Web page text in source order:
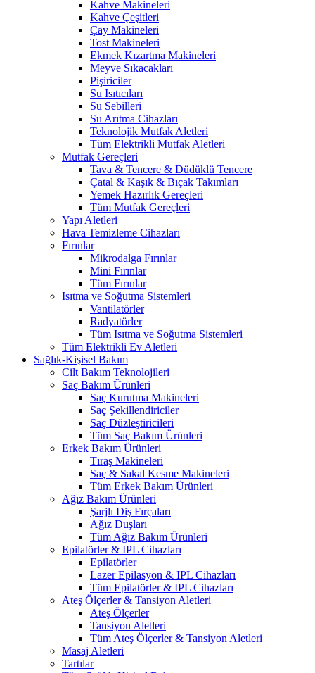
Kahve Makineleri
Kahve Çeşitleri
Çay Makineleri
Tost Makineleri
Ekmek Kızartma Makineleri
Meyve Sıkacakları
Pişiriciler
Su Isıtıcıları
Su Sebilleri
Su Arıtma Cihazları
Teknolojik Mutfak Aletleri
Tüm Elektrikli Mutfak Aletleri
Mutfak Gereçleri
Tava & Tencere & Düdüklü Tencere
Çatal & Kaşık & Bıçak Takımları
Yemek Hazırlık Gereçleri
Tüm Mutfak Gereçleri
Yapı Aletleri
Hava Temizleme Cihazları
Fırınlar
Mikrodalga Fırınlar
Mini Fırınlar
Tüm Fırınlar
Isıtma ve Soğutma Sistemleri
Vantilatörler
Radyatörler
Tüm Isıtma ve Soğutma Sistemleri
Tüm Elektrikli Ev Aletleri
Sağlık-Kişisel Bakım
Cilt Bakım Teknolojileri
Saç Bakım Ürünleri
Saç Kurutma Makineleri
Saç Şekillendiriciler
Saç Düzleştiricileri
Tüm Saç Bakım Ürünleri
Erkek Bakım Ürünleri
Tıraş Makineleri
Saç & Sakal Kesme Makineleri
Tüm Erkek Bakım Ürünleri
Ağız Bakım Ürünleri
Şarjlı Diş Fırçaları
Ağız Duşları
Tüm Ağız Bakım Ürünleri
Epilatörler & IPL Cihazları
Epilatörler
Lazer Epilasyon & IPL Cihazları
Tüm Epilatörler & IPL Cihazları
Ateş Ölçerler & Tansiyon Aletleri
Ateş Ölçerler
Tansiyon Aletleri
Tüm Ateş Ölçerler & Tansiyon Aletleri
Masaj Aletleri
Tartılar